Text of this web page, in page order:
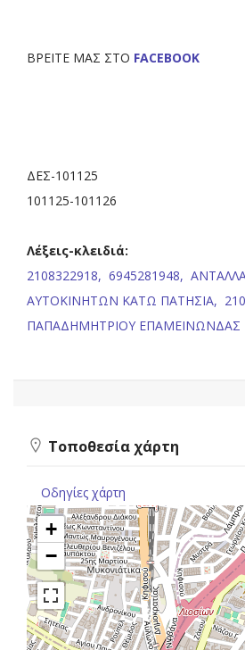
ΒΡΕΙΤΕ ΜΑΣ ΣΤΟ FACEBOOK
ΔΕΣ-101125
101125-101126
Λέξεις-κλειδιά:
2108322918, 6945281948,
ΑΥΤΟΚΙΝΗΤΩΝ ΚΑΤΩ ΠΑΤΗΣΙΑ,
ΠΑΠΑΔΗΜΗΤΡΙΟΥ ΕΠΑΜΕΙΝΩΝΔΑΣ
Τοποθεσία χάρτη
Οδηγίες χάρτη
+
−